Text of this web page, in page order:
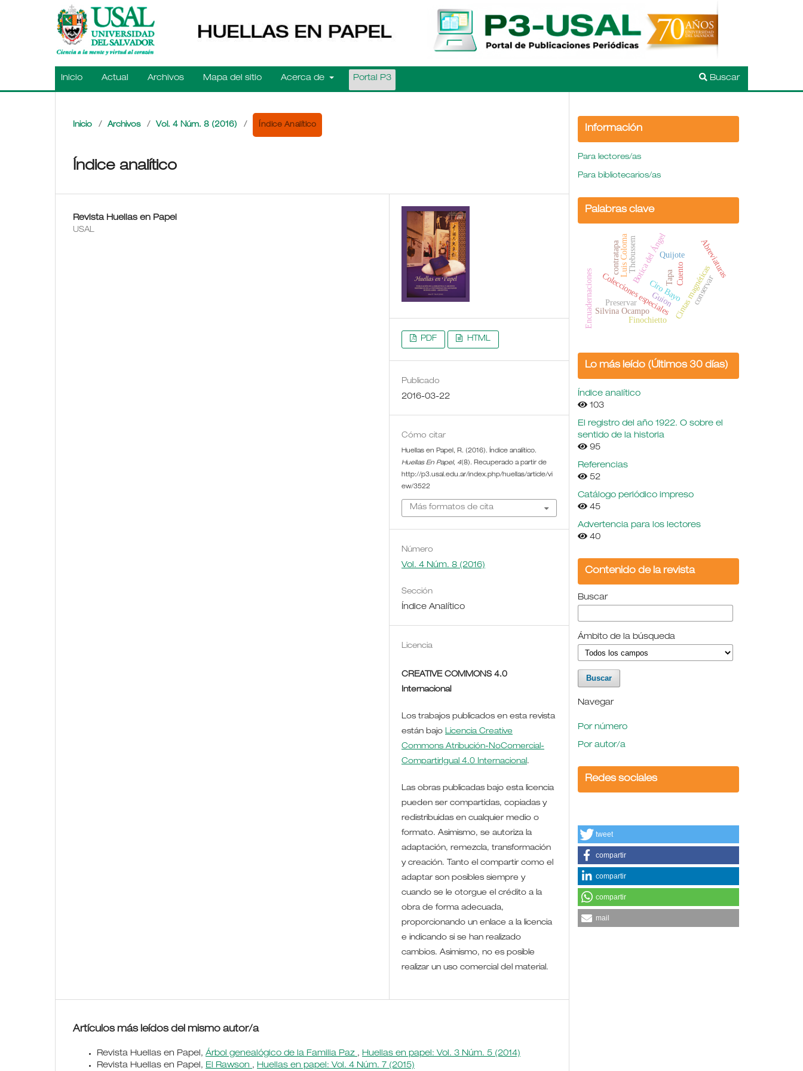
Inicio Actual Archivos Mapa del sitio Acerca de Portal P3 Buscar
Inicio / Archivos / Vol. 4 Núm. 8 (2016) / Índice Analítico
Índice analítico
Revista Huellas en Papel
USAL
PDF HTML
Publicado
2016-03-22
Cómo citar
Huellas en Papel, R. (2016). Índice analítico.
Huellas En Papel, 4(8). Recuperado a partir de
http://p3.usal.edu.ar/index.php/huellas/article/vi
ew/3522
Más formatos de cita
Número
Vol. 4 Núm. 8 (2016)
Sección
Índice Analítico
Licencia
CREATIVE COMMONS 4.0
Internacional
Los trabajos publicados en esta revista
están bajoLicencia Creative
Commons Atribución-NoComercial-
CompartirIgual 4.0 Internacional.
Las obras publicadas bajo esta licencia
pueden ser compartidas, copiadas y
redistribuidas en cualquier medio o
formato. Asimismo, se autoriza la
adaptación, remezcla, transformación
y creación. Tanto el compartir como el
adaptar son posibles siempre y
cuando se le otorgue el crédito a la
obra de forma adecuada,
proporcionando un enlace a la licencia
e indicando si se han realizado
cambios. Asimismo, no es posible
realizar un uso comercial del material.
Artículos más leídos del mismo autor/a
Revista Huellas en Papel, Árbol genealógico de la Familia Paz , Huellas en papel: Vol. 3 Núm. 5 (2014)
Revista Huellas en Papel, El Rawson , Huellas en papel: Vol. 4 Núm. 7 (2015)
Información
Para lectores/as
Para bibliotecarios/as
Palabras clave
Colecciones especiales
Encuadernaciones Tapa
Quijote
Cintas magnéticas
Guion
Cuento
Silvina Ocampo
Botica del Ángel
Thebussem
Finochietto
Abreviaturas
conservar
Preservar
Luis Coloma
Ciro Bayo
contratapa
Lo más leído (Últimos 30 días)
Índice analítico
103
El registro del año 1922. O sobre el
sentido de la historia
95
Referencias
52
Catálogo periódico impreso
45
Advertencia para los lectores
40
Contenido de la revista
Buscar
Ámbito de la búsqueda
Navegar
Por número
Por autor/a
Redes sociales
tweet
compartir
compartir
compartir
mail